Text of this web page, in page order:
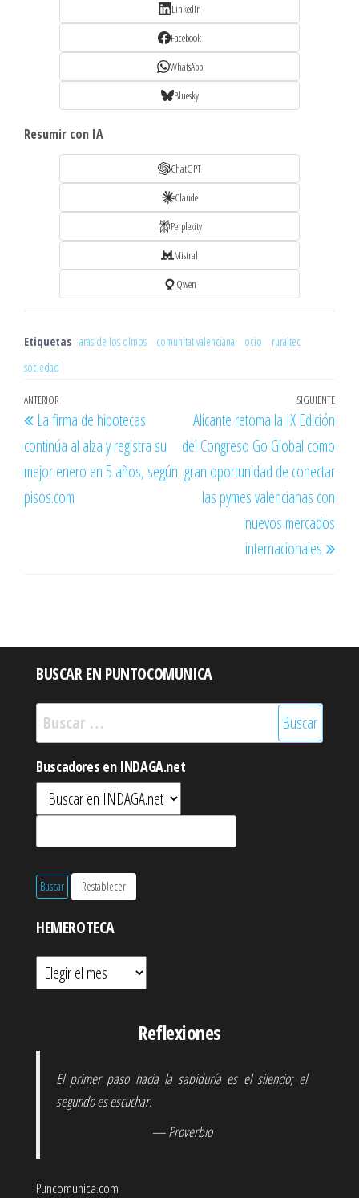
LinkedIn
Facebook
WhatsApp
Bluesky
Resumir con IA
ChatGPT
Claude
Perplexity
Mistral
Qwen
Etiquetas aras de los olmos comunitat valenciana ocio
ruraltec
sociedad
Navegación
de
entradas
Entrada
anterior
ANTERIOR
La firma de hipotecas
continúa al alza y registra su
mejor enero en 5 años, según
pisos.com
SIGUIENTE
Alicante retoma la IX Edición
del Congreso Go Global como
gran oportunidad de conectar
las pymes valencianas con
nuevos mercados
internacionales
BUSCAR EN PUNTOCOMUNICA
Buscar:
Buscadores en INDAGA.net
HEMEROTECA
Hemeroteca
Reflexiones
El primer paso hacia la sabiduría es el silencio; el
segundo es escuchar.
— Proverbio
Puncomunica.com